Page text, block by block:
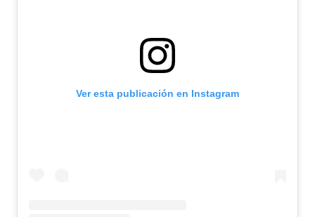
Ver esta publicación en Instagram